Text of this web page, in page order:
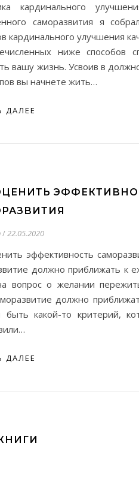
кардинального
саморазвития я
кардинального улучшения
ниже способов
вашу жизнь. Усвоив в
вы начнете жить…
ДАЛЕЕ
/22.05.2020
эффективность
должно приближать к
вопрос о желании
должно
быть какой-то критерий,
ДАЛЕЕ